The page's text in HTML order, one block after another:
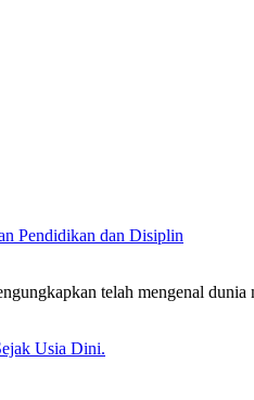
Pendidikan dan Disiplin
telah mengenal dunia
Usia Dini.